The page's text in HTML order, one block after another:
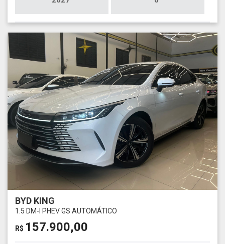
BYD KING
1.5 DM-I PHEV GS AUTOMÁTICO
R$ 157.900,00